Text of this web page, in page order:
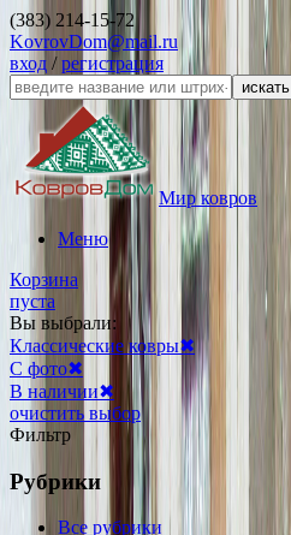
(383) 214-15-72
KovrovDom@mail.ru
вход /регистрация
искать
Мир ковров
Меню
Корзина
пуста
Вы выбрали:
Классические ковры✖
С фото✖
В наличии✖
очистить выбор
Фильтр
Рубрики
Все рубрики